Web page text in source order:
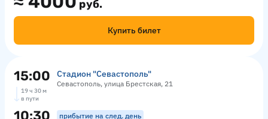
руб.
Купить билет
15:00 Стадион "Севастополь"
Севастополь, улица Брестская, 21
19 ч 30 м
в пути
10:30 прибытие на след. день